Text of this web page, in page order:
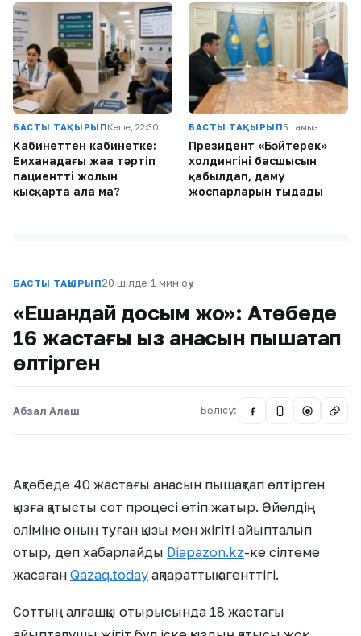
БАСТЫ ТАҚЫРЫПКеше, 22:30
Кабинеттен кабинетке:
Емханадағы жаңа тәртіп
пациенттің жолын
қысқарта ала ма?
БАСТЫ ТАҚЫРЫП5 тамыз
Президент «Бәйтерек»
холдингінің басшысын
қабылдап, даму
жоспарларын тыңдады
БАСТЫ ТАҚЫРЫП20 шілде·1 мин оқу
«Ешқандай досым жоқ»: Ақтөбеде
16 жастағы қыз анасын пышақтап
өлтірген
Абзал Алаш Бөлісу: @
Ақтөбеде 40 жастағы анасын пышақтап өлтірген
қызға қатысты сот процесі өтіп жатыр. Әйелдің
өліміне оның туған қызы мен жігіті айыпталып
отыр, деп хабарлайды Diapazon.kz-ке сілтеме
жасаған Qazaq.today ақпараттық агенттігі.
Соттың алғашқы отырысында 18 жастағы